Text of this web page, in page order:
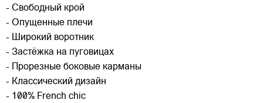
- Свободный крой
- Опущенные плечи
- Широкий воротник
- Застёжка на пуговицах
- Прорезные боковые карманы
- Классический дизайн
- 100% French chic